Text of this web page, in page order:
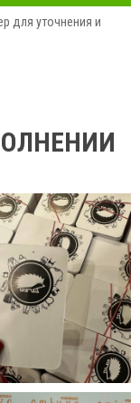
для уточнения и